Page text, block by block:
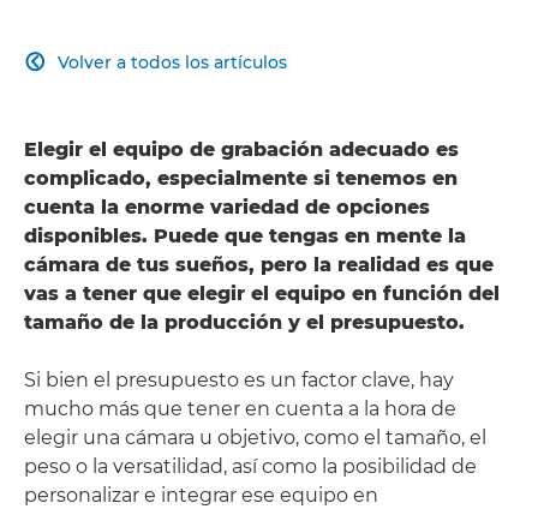
Volver a todos los artículos

Elegir el equipo de grabación adecuado es
complicado, especialmente si tenemos en
cuenta la enorme variedad de opciones
disponibles. Puede que tengas en mente la
cámara de tus sueños, pero la realidad es que
vas a tener que elegir el equipo en función del
tamaño de la producción y el presupuesto.
Si bien el presupuesto es un factor clave, hay
mucho más que tener en cuenta a la hora de
elegir una cámara u objetivo, como el tamaño, el
peso o la versatilidad, así como la posibilidad de
personalizar e integrar ese equipo en